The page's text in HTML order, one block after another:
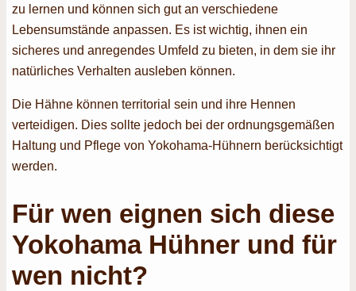
zu lernen und können sich gut an verschiedene
Lebensumstände anpassen. Es ist wichtig, ihnen ein
sicheres und anregendes Umfeld zu bieten, in dem sie ihr
natürliches Verhalten ausleben können.
Die Hähne können territorial sein und ihre Hennen
verteidigen. Dies sollte jedoch bei der ordnungsgemäßen
Haltung und Pflege von Yokohama-Hühnern berücksichtigt
werden.
Für wen eignen sich diese
Yokohama Hühner und für
wen nicht?